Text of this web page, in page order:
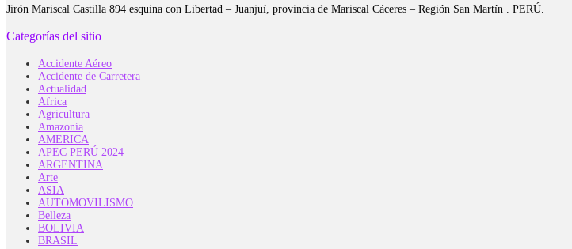
Jirón Mariscal Castilla 894 esquina con Libertad – Juanjuí, provincia de Mariscal Cáceres – Región San Martín . PERÚ.
Categorías del sitio
Accidente Aéreo
Accidente de Carretera
Actualidad
Africa
Agricultura
Amazonía
AMERICA
APEC PERÚ 2024
ARGENTINA
Arte
ASIA
AUTOMOVILISMO
Belleza
BOLIVIA
BRASIL